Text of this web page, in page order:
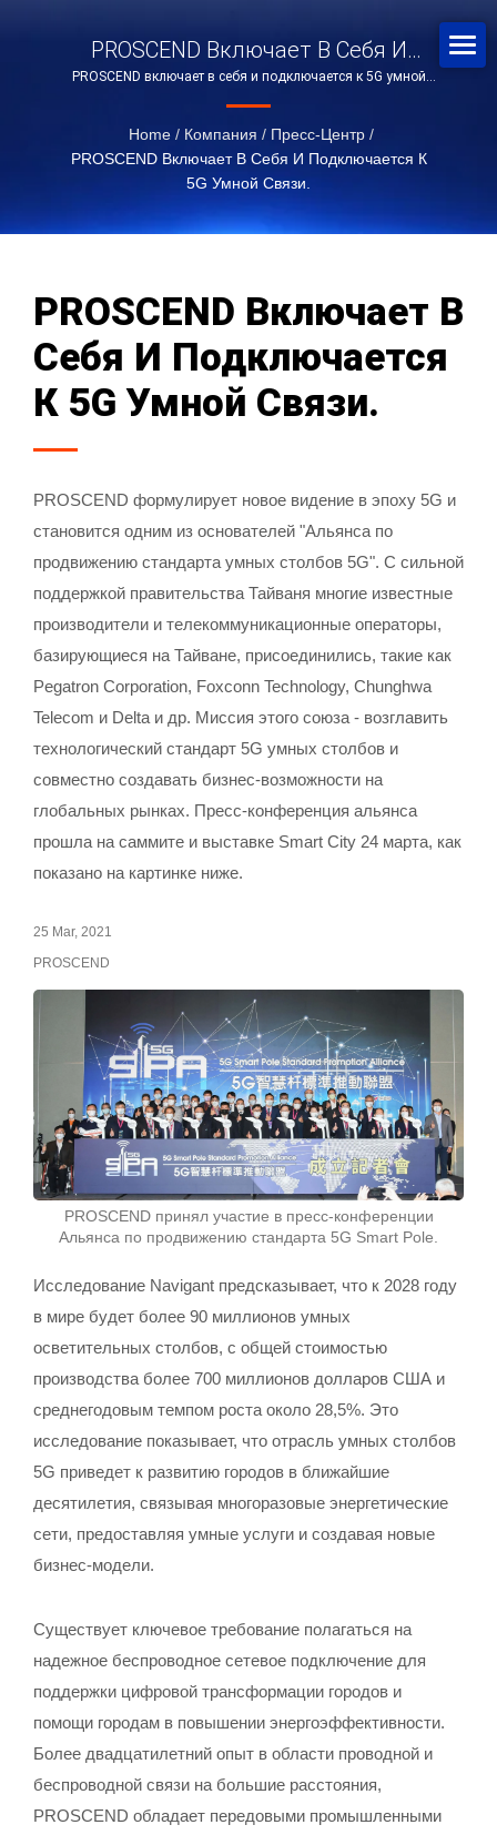
PROSCEND Включает В Себя И
Подключается К 5G Умной Связи.
PROSCEND включает в себя и подключается к 5G умной
Home / Компания / Пресс-Центр /
PROSCEND Включает В Себя И Подключается К
5G Умной Связи.
PROSCEND Включает В
Себя И Подключается
К 5G Умной Связи.
PROSCEND формулирует новое видение в эпоху 5G и
становится одним из основателей "Альянса по
продвижению стандарта умных столбов 5G". С сильной
поддержкой правительства Тайваня многие известные
производители и телекоммуникационные операторы,
базирующиеся на Тайване, присоединились, такие как
Pegatron Corporation, Foxconn Technology, Chunghwa
Telecom и Delta и др. Миссия этого союза - возглавить
технологический стандарт 5G умных столбов и
совместно создавать бизнес-возможности на
глобальных рынках. Пресс-конференция альянса
прошла на саммите и выставке Smart City 24 марта, как
показано на картинке ниже.
25 Mar, 2021
PROSCEND
PROSCEND принял участие в пресс-конференции
Альянса по продвижению стандарта 5G Smart Pole.
Исследование Navigant предсказывает, что к 2028 году
в мире будет более 90 миллионов умных
осветительных столбов, с общей стоимостью
производства более 700 миллионов долларов США и
среднегодовым темпом роста около 28,5%. Это
исследование показывает, что отрасль умных столбов
5G приведет к развитию городов в ближайшие
десятилетия, связывая многоразовые энергетические
сети, предоставляя умные услуги и создавая новые
бизнес-модели.
Существует ключевое требование полагаться на
надежное беспроводное сетевое подключение для
поддержки цифровой трансформации городов и
помощи городам в повышении энергоэффективности.
Более двадцатилетний опыт в области проводной и
беспроводной связи на большие расстояния,
PROSCEND обладает передовыми промышленными